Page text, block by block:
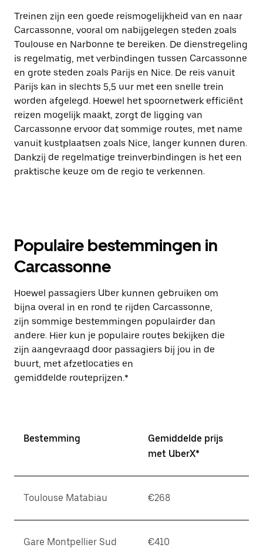
Treinen zijn een goede reismogelijkheid van en naar
Carcassonne, vooral om nabijgelegen steden zoals
Toulouse en Narbonne te bereiken. De dienstregeling
is regelmatig, met verbindingen tussen Carcassonne
en grote steden zoals Parijs en Nice. De reis vanuit
Parijs kan in slechts 5,5 uur met een snelle trein
worden afgelegd. Hoewel het spoornetwerk efficiënt
reizen mogelijk maakt, zorgt de ligging van
Carcassonne ervoor dat sommige routes, met name
vanuit kustplaatsen zoals Nice, langer kunnen duren.
Dankzij de regelmatige treinverbindingen is het een
praktische keuze om de regio te verkennen.
Populaire bestemmingen in
Carcassonne
Hoewel passagiers Uber kunnen gebruiken om
bijna overal in en rond te rijden Carcassonne,
zijn sommige bestemmingen populairder dan
andere. Hier kun je populaire routes bekijken die
zijn aangevraagd door passagiers bij jou in de
buurt, met afzetlocaties en
gemiddelde routeprijzen.*
Bestemming
Gemiddelde prijs
met UberX*
Toulouse Matabiau €268
Gare Montpellier Sud
€410